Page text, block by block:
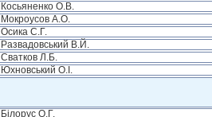
Косьяненко О.В.
Мокроусов А.О.
Осика С.Г.
Развадовський В.Й.
Сватков Л.Б.
Юхновський О.І.
Білорус О.Г.